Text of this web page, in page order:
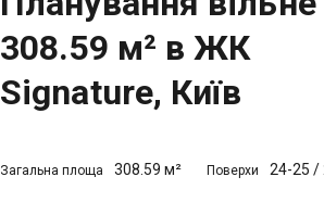
308.59 м² в ЖК
Signature, Київ
Загальна площа 308.59 м² Поверхи 24-25 /